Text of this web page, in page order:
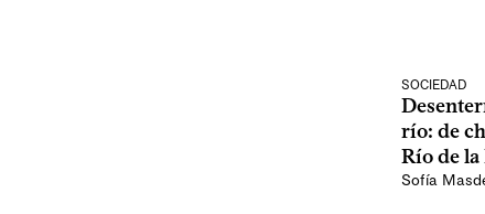
SOCIEDAD
río: de
Río de la
Sofía